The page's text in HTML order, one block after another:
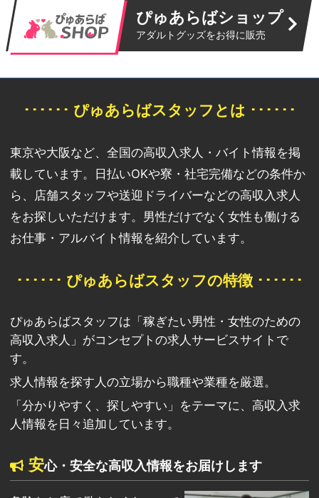
ぴゅあらばショップ
アダルトグッズをお得に販売
･･････ ぴゅあらばスタッフとは ･･････
東京や大阪など、全国の高収入求人・バイト情報を掲
載しています。日払いOKや寮・社宅完備などの条件か
ら、店舗スタッフや送迎ドライバーなどの高収入求人
をお探しいただけます。男性だけでなく女性も働ける
お仕事・アルバイト情報を紹介しています。
･･････ ぴゅあらばスタッフの特徴 ･･････
ぴゅあらばスタッフは「稼ぎたい男性・女性のための
高収入求人」がコンセプトの求人サービスサイトで
す。
求人情報を探す人の立場から職種や業種を厳選。
「分かりやすく、探しやすい」をテーマに、高収入求
人情報を日々追加しています。
安心・安全な高収入情報をお届けします